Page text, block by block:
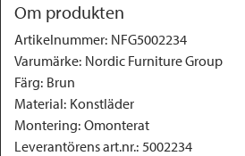
Om produkten
Artikelnummer: NFG5002234
Varumärke: Nordic Furniture Group
Färg: Brun
Material: Konstläder
Montering: Omonterat
Leverantörens art.nr.: 5002234